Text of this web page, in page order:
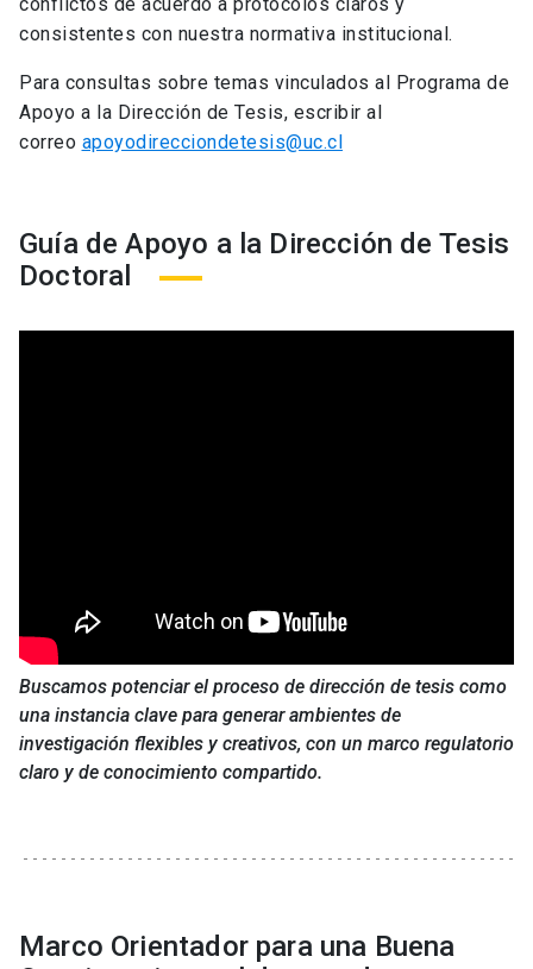
consistentes con nuestra normativa institucional.
Para consultas sobre temas vinculados al Programa de
Apoyo a la Dirección de Tesis, escribir al
correo apoyodirecciondetesis@uc.cl
Guía de Apoyo a la Dirección de Tesis
Doctoral
Buscamos potenciar el proceso de dirección de tesis como
una instancia clave para generar ambientes de
investigación flexibles y creativos, con un marco regulatorio
claro y de conocimiento compartido.
Marco Orientador para una Buena